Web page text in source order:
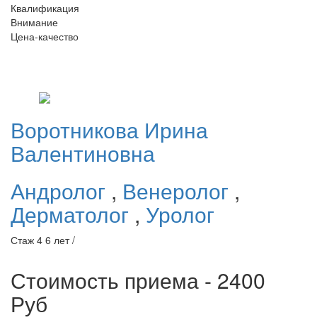
Квалификация
Внимание
Цена-качество
Воротникова Ирина
Валентиновна
Андролог , Венеролог ,
Дерматолог , Уролог
Стаж 4 6 лет /
Стоимость приема - 2400
Руб